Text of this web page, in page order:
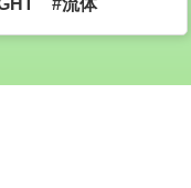
#流体